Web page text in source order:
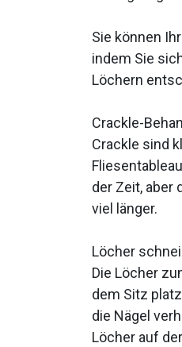
Sie können
indem Sie
Löchern
Crackle-
Crackle sind
der Zeit, aber
viel länger.
Löcher
Die Löcher
dem Sitz
die Nägel
Löcher auf